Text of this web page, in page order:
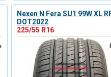
Nexen N Fera SU1 99W XL
DOT2022
225/55 R16